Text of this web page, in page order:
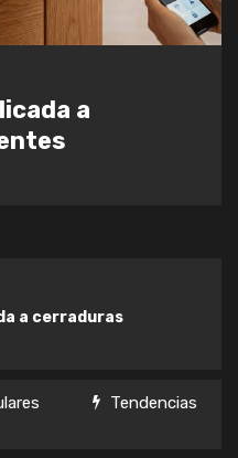
a cerraduras
inteligentes
Tendencias